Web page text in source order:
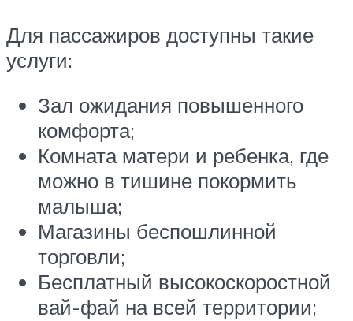
Для пассажиров доступны такие
услуги:
Зал ожидания повышенного
комфорта;
Комната матери и ребенка, где
можно в тишине покормить
малыша;
Магазины беспошлинной
торговли;
Бесплатный высокоскоростной
вай-фай на всей территории;